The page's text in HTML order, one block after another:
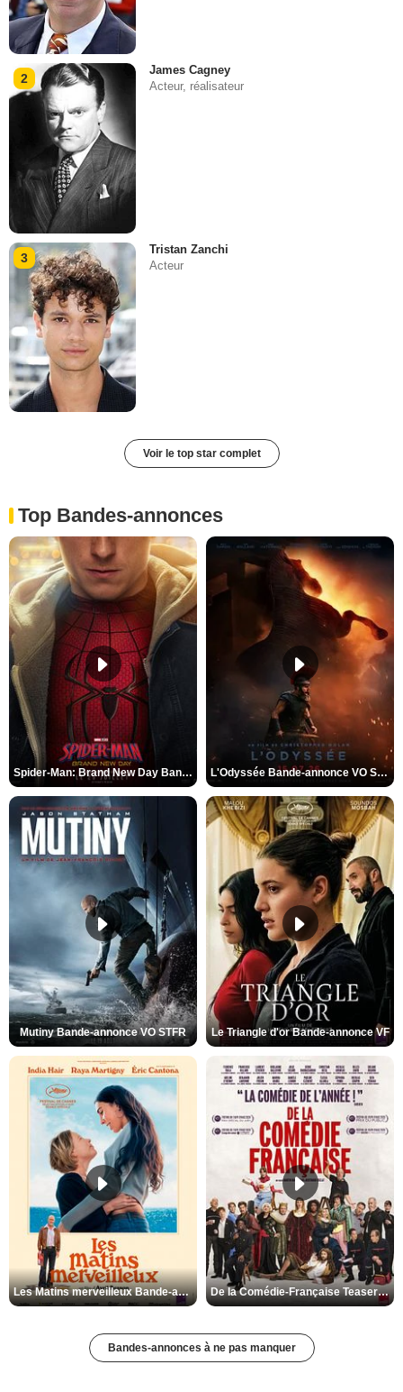
2
James Cagney
Acteur, réalisateur
3
Tristan Zanchi
Acteur
Voir le top star complet
Top Bandes-annonces
Spider-Man: Brand New Day Bande-annonce VO STFR L'Odyssée Bande-annonce VO STFR
Mutiny Bande-annonce VO STFR Le Triangle d'or Bande-annonce VF
Les Matins merveilleux Bande-annonce VF De la Comédie-Française Teaser VF
Bandes-annonces à ne pas manquer